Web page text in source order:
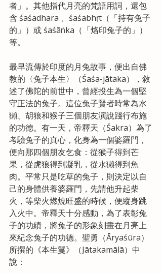
者」。其他指代月亮的梵語用詞，還包
含 śaśadhara 、śaśabhṛt（「持有兔子
的」）或 śaśāṅka（「烙印兔子的」）
等。
最早流傳於印度的月兔故事，便出自佛
教的〈兔子本生〉（Śaśa-jātaka），敘
述了佛陀的前世中，曾經投生為一個堅
守正法的兔子。這位兔子賢者時常為水
獺、胡狼和猴子三個朋友演說踐行布施
的功德。有一天，帝釋天（Śakra）為了
考驗兔子的真心，化身為一個婆羅門，
便向那四個朋友乞食：從猴子得到芒
果，從虎狼得到凝乳，從水獺得到魚
肉。平常只是吃草的兔子，則決定以自
己的身體供養婆羅門，先請他升起柴
火，等柴火燃燒旺盛的時候，便縱身跳
入火中。帝釋天十分感動，為了表彰兔
子的功績，將兔子的形象刻畫在月亮上
來紀念兔子的功德。聖勇（Āryaśūra）
所撰的《本生鬘》（Jātakamālā）中
說：